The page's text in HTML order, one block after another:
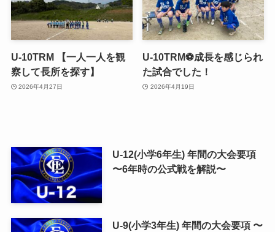
U-10TRM 【一人一人を観
察して長所を探す】
2026年4月27日
U-10TRM⚽️成長を感じられ
た試合でした！
2026年4月19日
U-12(小学6年生) 年間の大会要項
〜6年時の公式戦を解説〜
U-9(小学3年生) 年間の大会要項 〜